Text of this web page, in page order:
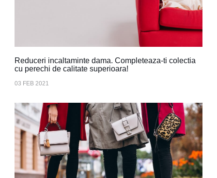
Reduceri incaltaminte dama. Completeaza-ti colectia
cu perechi de calitate superioara!
03 FEB 2021